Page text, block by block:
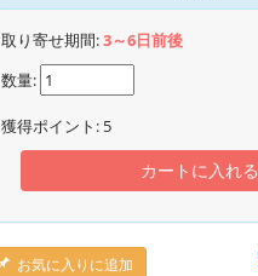
取り寄せ期間:3～6日前後
数量:
獲得ポイント: 5
カートに入れる
お気に入りに追加